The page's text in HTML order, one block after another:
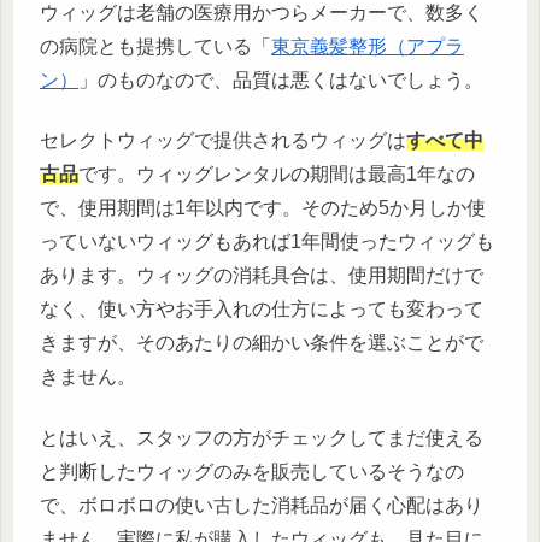
ウィッグは老舗の医療用かつらメーカーで、数多く
の病院とも提携している「 東京義髪整形（アプラ
ン）
」のものなので、品質は悪くはないでしょう。
セレクトウィッグで提供されるウィッグはすべて中
古品です。ウィッグレンタルの期間は最高1年なの
で、使用期間は1年以内です。そのため5か月しか使
っていないウィッグもあれば1年間使ったウィッグも
あります。ウィッグの消耗具合は、使用期間だけで
なく、使い方やお手入れの仕方によっても変わって
きますが、そのあたりの細かい条件を選ぶことがで
きません。
とはいえ、スタッフの方がチェックしてまだ使える
と判断したウィッグのみを販売しているそうなの
で、ボロボロの使い古した消耗品が届く心配はあり